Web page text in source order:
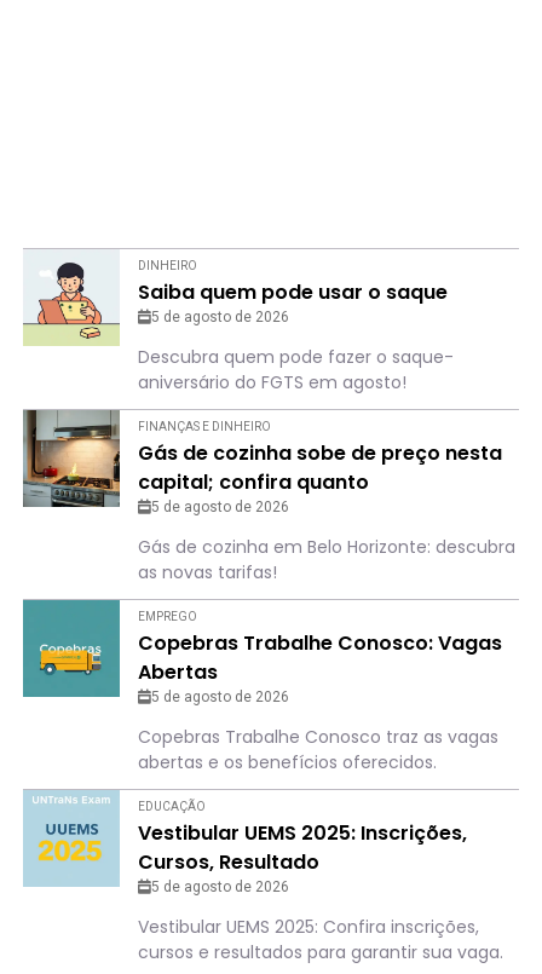
DINHEIRO
Saiba quem pode usar o saque
5 de agosto de 2026
Descubra quem pode fazer o saque-
aniversário do FGTS em agosto!
FINANÇAS E DINHEIRO
Gás de cozinha sobe de preço nesta
capital; confira quanto
5 de agosto de 2026
Gás de cozinha em Belo Horizonte: descubra
as novas tarifas!
EMPREGO
Copebras Trabalhe Conosco: Vagas
Abertas
5 de agosto de 2026
Copebras Trabalhe Conosco traz as vagas
abertas e os benefícios oferecidos.
EDUCAÇÃO
Vestibular UEMS 2025: Inscrições,
Cursos, Resultado
5 de agosto de 2026
Vestibular UEMS 2025: Confira inscrições,
cursos e resultados para garantir sua vaga.